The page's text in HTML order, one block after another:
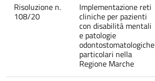
Risoluzione n.
108/20
Implementazione reti
cliniche per pazienti
con disabilità mentali
e patologie
odontostomatologiche
particolari nella
Regione Marche